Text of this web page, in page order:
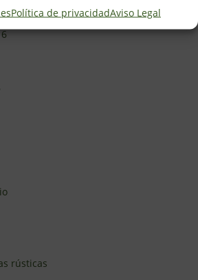
Política de privacidadAviso Legal
rústicas